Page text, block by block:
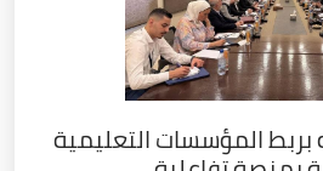
بربط المؤسسات التعليمية